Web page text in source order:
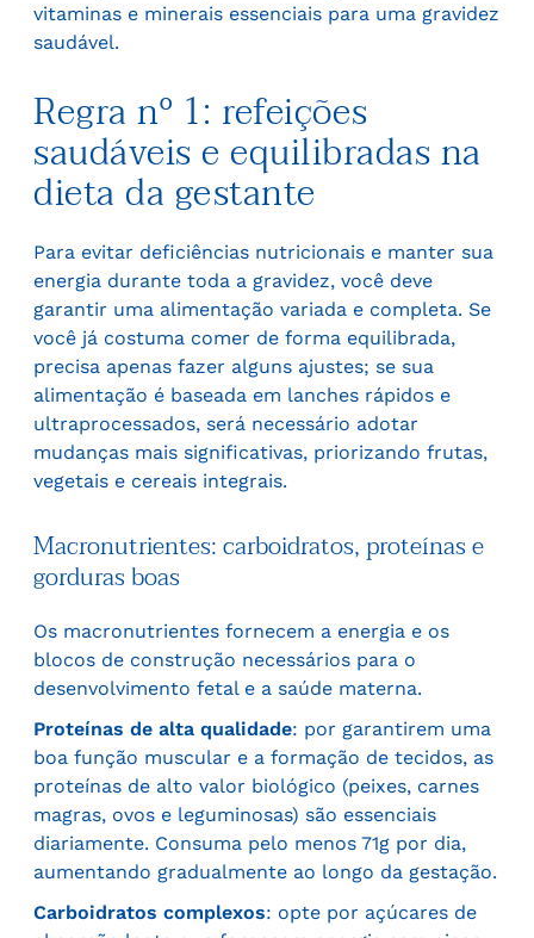
vitaminas e minerais essenciais para uma gravidez
saudável.
Regra nº 1: refeições
saudáveis e equilibradas na
dieta da gestante
Para evitar deficiências nutricionais e manter sua
energia durante toda a gravidez, você deve
garantir uma alimentação variada e completa. Se
você já costuma comer de forma equilibrada,
precisa apenas fazer alguns ajustes; se sua
alimentação é baseada em lanches rápidos e
ultraprocessados, será necessário adotar
mudanças mais significativas, priorizando frutas,
vegetais e cereais integrais.
Macronutrientes: carboidratos, proteínas e
gorduras boas
Os macronutrientes fornecem a energia e os
blocos de construção necessários para o
desenvolvimento fetal e a saúde materna.
Proteínas de alta qualidade: por garantirem uma
boa função muscular e a formação de tecidos, as
proteínas de alto valor biológico (peixes, carnes
magras, ovos e leguminosas) são essenciais
diariamente. Consuma pelo menos 71g por dia,
aumentando gradualmente ao longo da gestação.
Carboidratos complexos: opte por açúcares de